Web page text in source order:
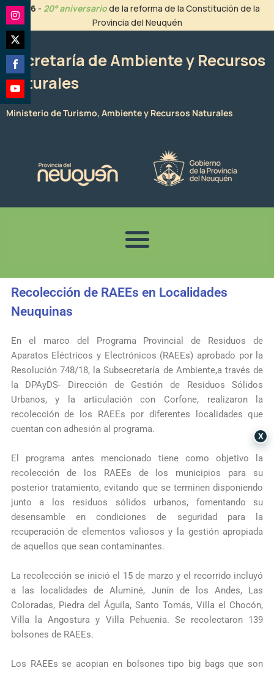
contenido
2026 - 20° aniversariode la reforma de la Constitución de la
Provincia del Neuquén
Secretaría de Ambiente y Recursos
Naturales
Ministerio de Turismo, Ambiente y Recursos Naturales
Recolección de RAEEs en Localidades
Neuquinas
En el marco del Programa Provincial de Residuos de
Aparatos Eléctricos y Electrónicos (RAEEs) aprobado por la
Resolución 748/18, laSubsecretaría de Ambiente,a través de
la DPAyDS- Dirección de Gestión de Residuos Sólidos
Urbanos, y la articulación con Corfone, realizaron la
recolección de los RAEEs por diferentes localidades que
cuentan con adhesión al programa.
El programa antes mencionado tiene como objetivo la
recolección de los RAEEs de los municipios para su
posterior tratamiento, evitando que se terminen disponiendo
junto a los residuos sólidos urbanos, fomentando su
desensamble en condiciones de seguridad para la
recuperación de elementos valiosos y la gestión apropiada
de aquellos que sean contaminantes.
La recolección se inició el 15 de marzo y el recorrido incluyó
a las localidades de Aluminé, Junín de los Andes, Las
Coloradas, Piedra del Águila, Santo Tomás, Villa el Chocón,
Villa la Angostura y Villa Pehuenia. Se recolectaron 139
bolsones de RAEEs.
Los RAEEs se acopian en bolsones tipo big bags que son
Share
on
Instagram
Share
on
Twitter
Share
on
Facebook
Share
on
X